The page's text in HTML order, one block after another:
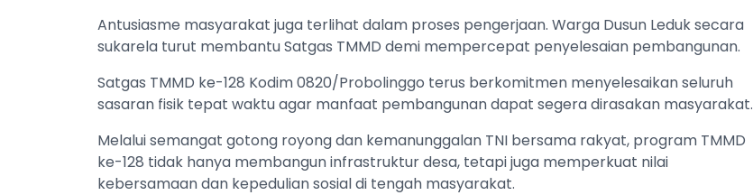
Antusiasme masyarakat juga terlihat dalam proses pengerjaan. Warga Dusun Leduk secara
sukarela turut membantu Satgas TMMD demi mempercepat penyelesaian pembangunan.
Satgas TMMD ke-128 Kodim 0820/Probolinggo terus berkomitmen menyelesaikan seluruh
sasaran fisik tepat waktu agar manfaat pembangunan dapat segera dirasakan masyarakat.
Melalui semangat gotong royong dan kemanunggalan TNI bersama rakyat, program TMMD
ke-128 tidak hanya membangun infrastruktur desa, tetapi juga memperkuat nilai
kebersamaan dan kepedulian sosial di tengah masyarakat.